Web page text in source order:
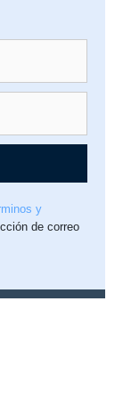
y
de correo